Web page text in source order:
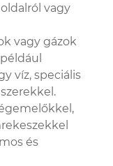
vagy
vagy gázok
víz, speciális
és